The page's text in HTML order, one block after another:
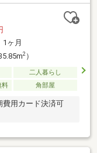
1ヶ月
2）
二人暮らし
料 角部屋
費用カード決済可